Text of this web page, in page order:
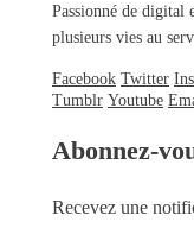
Passionné de digital
plusieurs vies au
Facebook Twitter
Tumblr Youtube
Abonnez-
Recevez une